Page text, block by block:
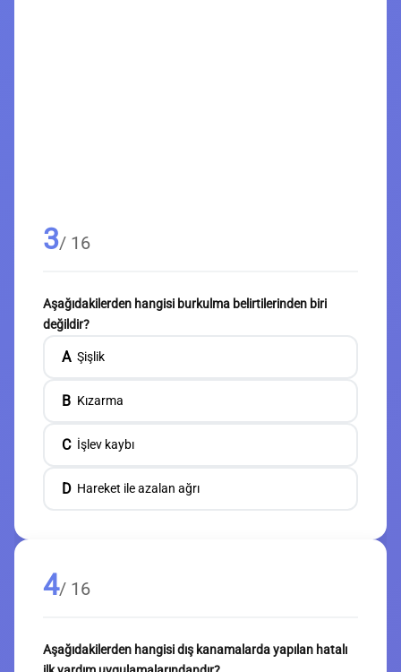
3/ 16
Aşağıdakilerden hangisi burkulma belirtilerinden biri
değildir?
A Şişlik
B Kızarma
C İşlev kaybı
D Hareket ile azalan ağrı
4/ 16
Aşağıdakilerden hangisi dış kanamalarda yapılan hatalı